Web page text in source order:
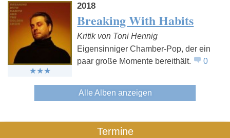
2018
Breaking With Habits
Kritik von Toni Hennig
Eigensinniger Chamber-Pop, der ein
paar große Momente bereithält.
0
Alle Alben anzeigen
Termine